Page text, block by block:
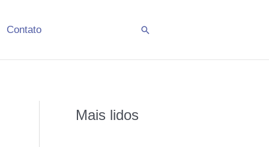
Contato Pesquisar
Mais lidos